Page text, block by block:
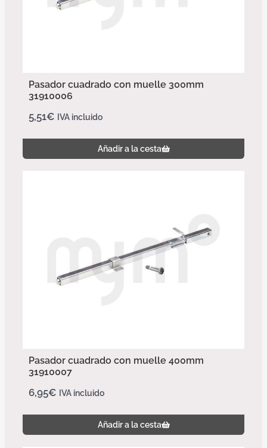
Pasador cuadrado con muelle 300mm
31910006
5,51€ IVA incluido
Añadir a la cesta
Pasador cuadrado con muelle 400mm
31910007
6,95€ IVA incluido
Añadir a la cesta